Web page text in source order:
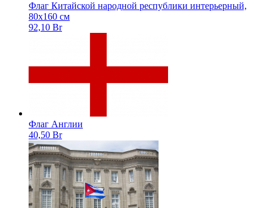
Флаг Китайской народной республики интерьерный,
80х160 см
92,10 Br
Флаг Англии
40,50 Br